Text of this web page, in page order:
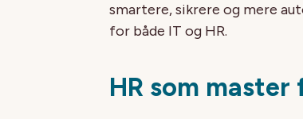
smartere, sikrere og mere
for både IT og HR.
HR som